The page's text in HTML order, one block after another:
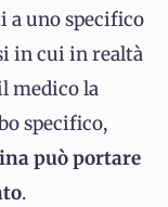
uno specifico
in cui in realtà
medico la
specifico,
può portare
.